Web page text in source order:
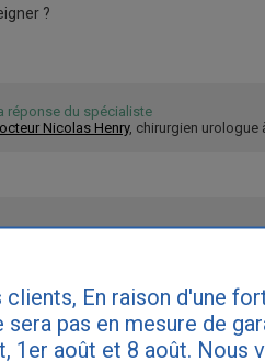
?
réponse du spécialiste
Nicolas Henry, chirurgien urologue
consultiez un urologue pour
DES QUESTIONS
clients, En raison d'une
sera pas en mesure de
1er août et 8 août. Nous